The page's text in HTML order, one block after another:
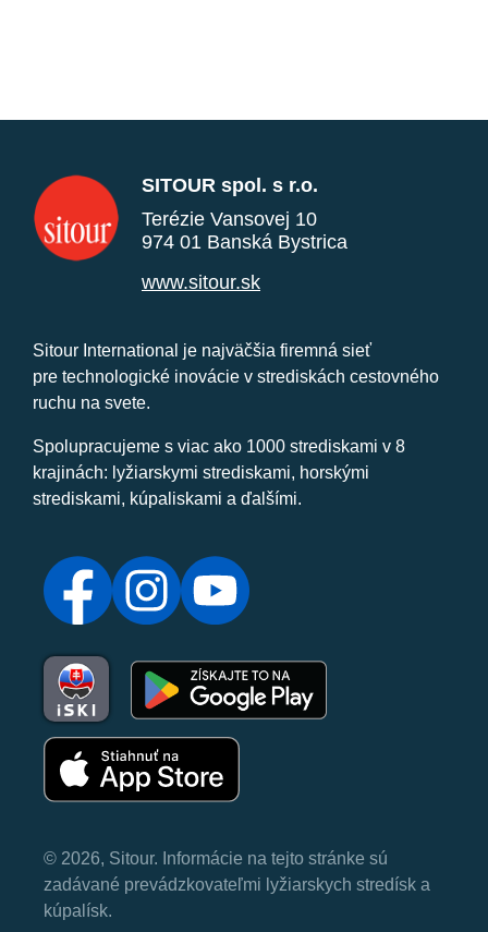
SITOUR spol. s r.o.
Terézie Vansovej 10
974 01 Banská Bystrica
www.sitour.sk
Sitour International je najväčšia firemná sieť
pre technologické inovácie v strediskách cestovného
ruchu na svete.
Spolupracujeme s viac ako 1000 strediskami v 8
krajinách: lyžiarskymi strediskami, horskými
strediskami, kúpaliskami a ďalšími.
© 2026, Sitour. Informácie na tejto stránke sú
zadávané prevádzkovateľmi lyžiarskych stredísk a
kúpalísk.